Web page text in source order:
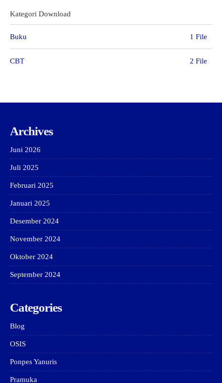
Kategori Download
Buku 1 File
CBT 2 File
Archives
Juni 2026
Juli 2025
Februari 2025
Januari 2025
Desember 2024
November 2024
Oktober 2024
September 2024
Categories
Blog
OSIS
Ponpes Yanuris
Pramuka